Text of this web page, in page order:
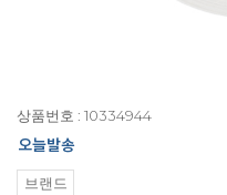
상품번호 : 10334944
브랜드